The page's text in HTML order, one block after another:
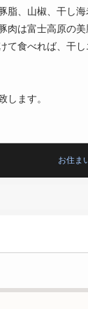
、山椒、干し海
肉は富士高原の
て食べれば、干
ます。
お住ま